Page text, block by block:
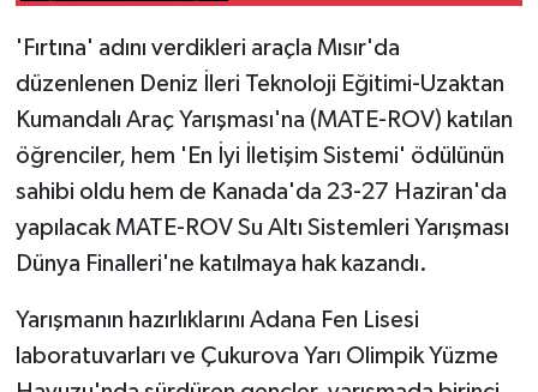
'Fırtına' adını verdikleri araçla Mısır'da
düzenlenen Deniz İleri Teknoloji Eğitimi-Uzaktan
Kumandalı Araç Yarışması'na (MATE-ROV) katılan
öğrenciler, hem 'En İyi İletişim Sistemi' ödülünün
sahibi oldu hem de Kanada'da 23-27 Haziran'da
yapılacak MATE-ROV Su Altı Sistemleri Yarışması
Dünya Finalleri'ne katılmaya hak kazandı.
Yarışmanın hazırlıklarını Adana Fen Lisesi
laboratuvarları ve Çukurova Yarı Olimpik Yüzme